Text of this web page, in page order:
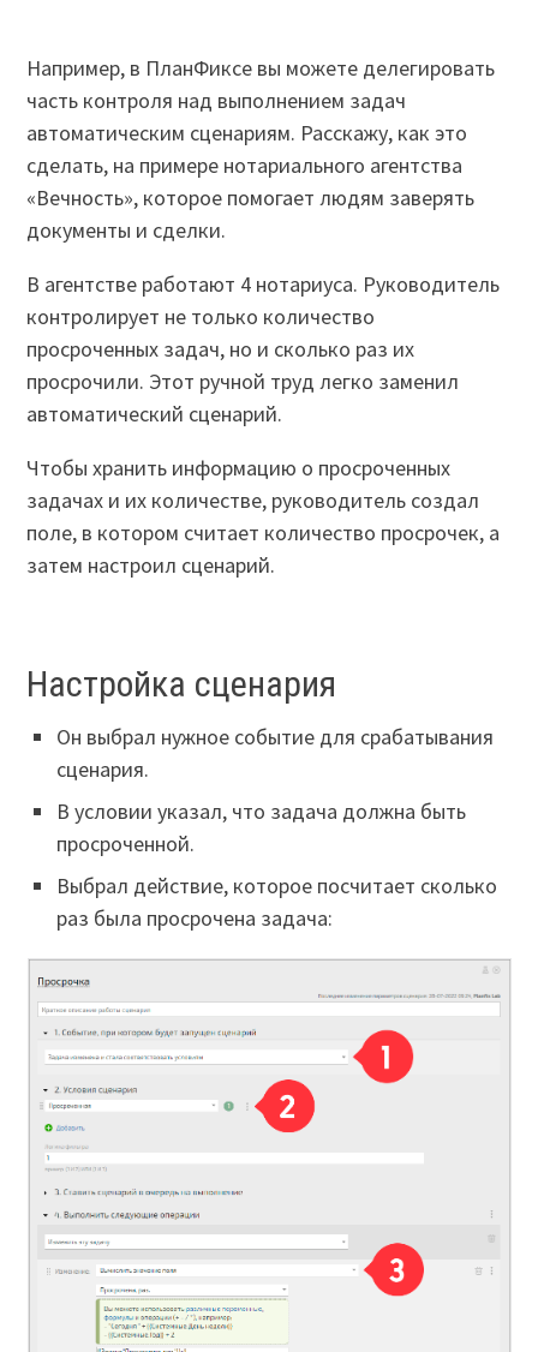
Например, в ПланФиксе вы можете делегировать
часть контроля над выполнением задач
автоматическим сценариям. Расскажу, как это
сделать, на примере нотариального агентства
«Вечность», которое помогает людям заверять
документы и сделки.
В агентстве работают 4 нотариуса. Руководитель
контролирует не только количество
просроченных задач, но и сколько раз их
просрочили. Этот ручной труд легко заменил
автоматический сценарий.
Чтобы хранить информацию о просроченных
задачах и их количестве, руководитель создал
поле, в котором считает количество просрочек, а
затем настроил сценарий.
Настройка сценария
Он выбрал нужное событие для срабатывания
сценария.
В условии указал, что задача должна быть
просроченной.
Выбрал действие, которое посчитает сколько
раз была просрочена задача: